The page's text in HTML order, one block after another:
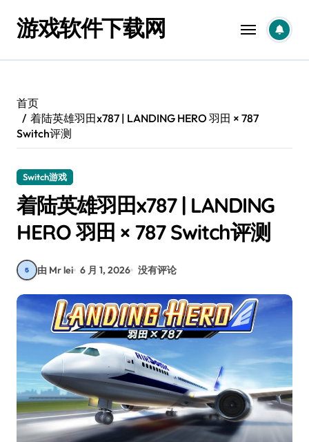
游戏软件下载网
首页
着陆英雄羽田x787 | LANDING HERO 羽田 × 787
Switch评测
Switch游戏
着陆英雄羽田x787 | LANDING
HERO 羽田 × 787 Switch评测
由 Mr lei 6 月 1, 2026 没有评论